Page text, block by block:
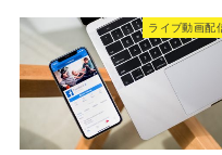
ライブ動画配